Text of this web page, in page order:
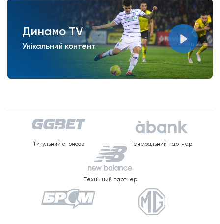
Динамо TV
Унікальний контент
Титульний спонсор Генеральний партнер
Технічний партнер